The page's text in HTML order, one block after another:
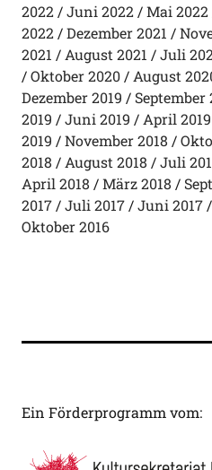
2022
Juni 2022 Mai 2022
2022
Dezember 2021
2021
August 2021 Juli
Oktober 2020
August
Dezember 2019
September
2019
Juni 2019 April 2019
2019
November 2018
2018
August 2018 Juli
April 2018
März 2018
2017
Juli 2017 Juni 2017
Oktober 2016
Ein Förderprogramm vom: